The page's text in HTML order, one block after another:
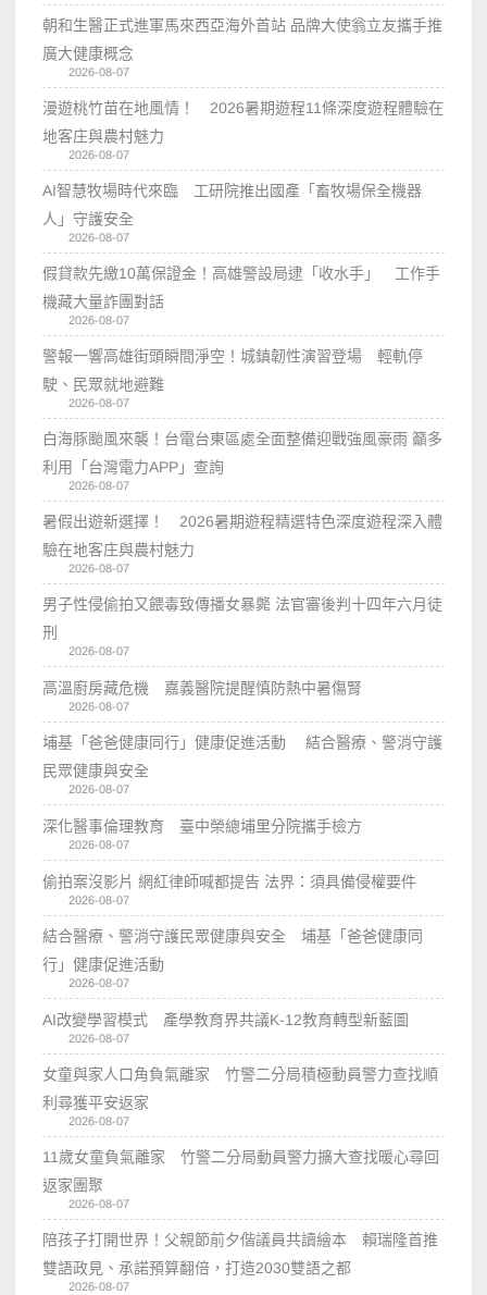
朝和生醫正式進軍馬來西亞海外首站 品牌大使翁立友攜手推
廣大健康概念
2026-08-07
漫遊桃竹苗在地風情！ 2026暑期遊程11條深度遊程體驗在
地客庄與農村魅力
2026-08-07
AI智慧牧場時代來臨 工研院推出國產「畜牧場保全機器
人」守護安全
2026-08-07
假貸款先繳10萬保證金！高雄警設局逮「收水手」 工作手
機藏大量詐團對話
2026-08-07
警報一響高雄街頭瞬間淨空！城鎮韌性演習登場 輕軌停
駛、民眾就地避難
2026-08-07
白海豚颱風來襲！台電台東區處全面整備迎戰強風豪雨 籲多
利用「台灣電力APP」查詢
2026-08-07
暑假出遊新選擇！ 2026暑期遊程精選特色深度遊程深入體
驗在地客庄與農村魅力
2026-08-07
男子性侵偷拍又餵毒致傳播女暴斃 法官審後判十四年六月徒
刑
2026-08-07
高溫廚房藏危機 嘉義醫院提醒慎防熱中暑傷腎
2026-08-07
埔基「爸爸健康同行」健康促進活動 結合醫療、警消守護
民眾健康與安全
2026-08-07
深化醫事倫理教育 臺中榮總埔里分院攜手檢方
2026-08-07
偷拍案沒影片 網紅律師喊都提告 法界：須具備侵權要件
2026-08-07
結合醫療、警消守護民眾健康與安全 埔基「爸爸健康同
行」健康促進活動
2026-08-07
AI改變學習模式 產學教育界共議K-12教育轉型新藍圖
2026-08-07
女童與家人口角負氣離家 竹警二分局積極動員警力查找順
利尋獲平安返家
2026-08-07
11歲女童負氣離家 竹警二分局動員警力擴大查找暖心尋回
返家團聚
2026-08-07
陪孩子打開世界！父親節前夕偕議員共讀繪本 賴瑞隆首推
雙語政見、承諾預算翻倍，打造2030雙語之都
2026-08-07